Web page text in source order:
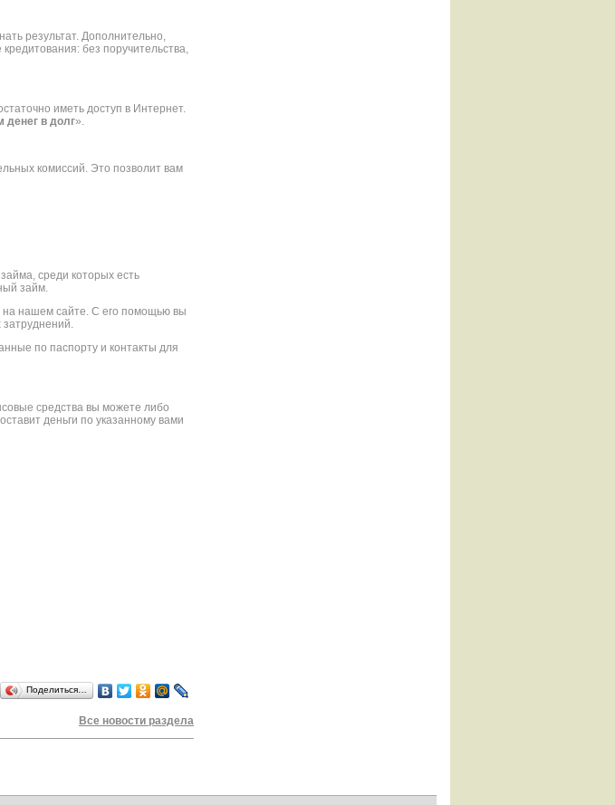
результат. Дополнительно,
без поручительства,
иметь доступ в Интернет.
денег в долг».
комиссий. Это позволит вам
среди которых есть
займ.
на нашем сайте. С его помощью вы
затруднений.
по паспорту и контакты для
средства вы можете либо
деньги по указанному вами
Поделиться…
Все новости раздела